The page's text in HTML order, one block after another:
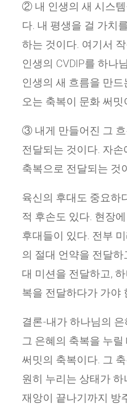
② 내 인생의 새 시스템
다. 내 평생을 걸 가치
하는 것이다. 여기서
인생의 CVDIP를 하나
인생의 새 흐름을 만드
오는 축복이 문화 써밋
③ 내게 만들어진 그 흐
전달되는 것이다. 자손
축복으로 전달되는 것
육신의 후대도 중요하
적 후손도 있다. 현장
후대들이 있다. 전부
의 절대 언약을 전달하
대 미션을 전달하고,
복을 전달하다가 가야
결론-내가 하나님의
그 은혜의 축복을 누릴
써밋의 축복이다. 그
원히 누리는 상태가 하
재앙이 끝나기까지 방